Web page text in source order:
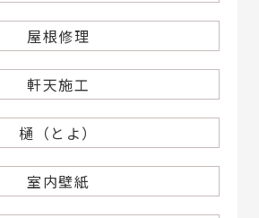
屋根修理
軒天施工
樋（とよ）
室内壁紙